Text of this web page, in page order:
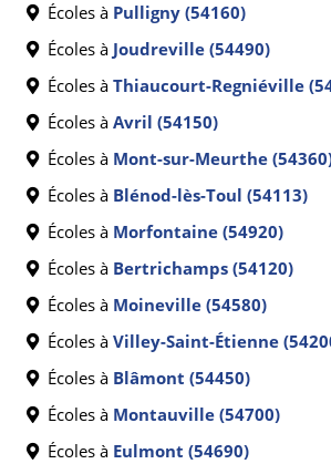
Écoles à Pulligny (54160)
Écoles à Joudreville (54490)
Écoles à Thiaucourt-Regniéville
Écoles à Avril (54150)
Écoles à Mont-sur-Meurthe
Écoles à Blénod-lès-Toul (54113)
Écoles à Morfontaine (54920)
Écoles à Bertrichamps (54120)
Écoles à Moineville (54580)
Écoles à Villey-Saint-Étienne
Écoles à Blâmont (54450)
Écoles à Montauville (54700)
Écoles à Eulmont (54690)